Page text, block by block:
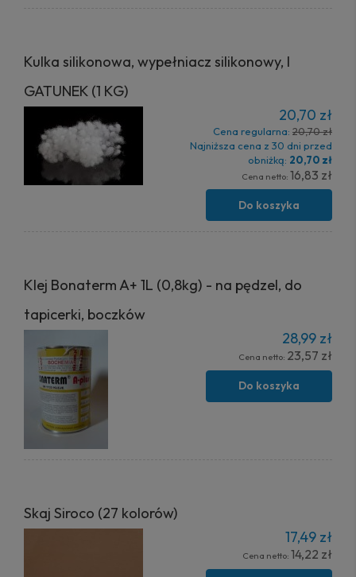
Kulka silikonowa, wypełniacz silikonowy, I
GATUNEK (1 KG)
20,70 zł
Cena regularna: 20,70 zł
Najniższa cena z 30 dni przed
obniżką: 20,70 zł
Cena netto: 16,83 zł
Do koszyka
Klej Bonaterm A+ 1L (0,8kg) - na pędzel, do
tapicerki, boczków
28,99 zł
Cena netto: 23,57 zł
Do koszyka
Skaj Siroco (27 kolorów)
17,49 zł
Cena netto: 14,22 zł